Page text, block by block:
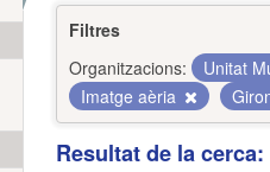
Filtres
Organitzacions:
Unitat
Imatge aèria
Resultat de la